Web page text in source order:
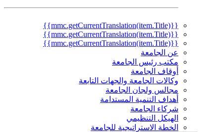
{{mmc.getCurrentTranslation(item.Title)}}
{{mmc.getCurrentTranslation(item.Title)}}
{{mmc.getCurrentTranslation(item.Title)}}
عن الجامعة
مكتب رئيس الجامعة
أوقاف الجامعة
وكالات الجامعة والجهات التابعة
مجالس ولجان الجامعة
أهداف التنمية المستدامة
شركاء الجامعة
الهيكل التنظيمي
الخطة الاستراتيجية للجامعة